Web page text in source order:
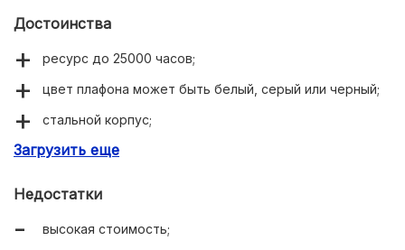
Достоинства
ресурс до 25000 часов;
цвет плафона может быть белый, серый или черный;
стальной корпус;
яркость 1250 лм.
Загрузить еще
Недостатки
высокая стоимость;